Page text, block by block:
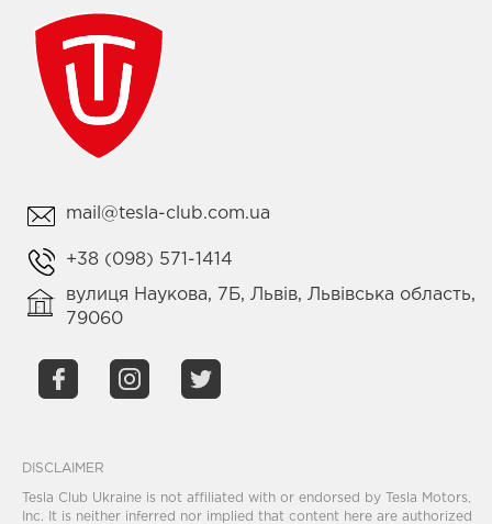
mail@tesla-club.com.ua
+38 (098) 571-1414
вулиця Наукова, 7Б, Львів, Львівська область,
79060
DISCLAIMER
Tesla Club Ukraine is not affiliated with or endorsed by Tesla Motors,
Inc. It is neither inferred nor implied that content here are authorized